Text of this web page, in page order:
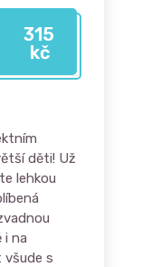
315
kč
děti! Už
lehkou
i na
s